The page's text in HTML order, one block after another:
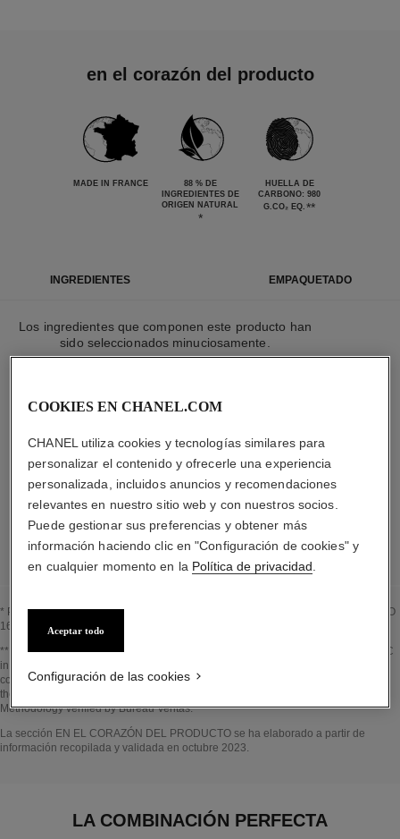
en el corazón del producto
MADE IN FRANCE
88 % DE
INGREDIENTES DE
ORIGEN NATURAL
*
HUELLA DE
CARBONO: 980
G.CO₂ EQ. **
INGREDIENTES EMPAQUETADO
Los ingredientes que componen este producto han
sido seleccionados minuciosamente.
Los elementos que componen este envase han
sido diseñados minuciosamente.
LISTA DETALLADA DE LOS COMPONENTES DEL ENVASE
* Proporción de ingredientes y derivados naturales calculada según la norma ISO
16128
Volver al título↩
** Estimation calculated in October 2023 using the method published by the IPCC
in 2013 and in compliance with ISO 14067. Scope of analysis: manufacture of
cosmetic ingredients and packaging components, production, distribution, use of
the product (if relevant to the product) and end of life of the packaging.
Methodology verified by Bureau Veritas.
Volver al título↩
La sección EN EL CORAZÓN DEL PRODUCTO se ha elaborado a partir de
información recopilada y validada en octubre 2023.
LA COMBINACIÓN PERFECTA
COOKIES EN CHANEL.COM
CHANEL utiliza cookies y tecnologías similares para
personalizar el contenido y ofrecerle una experiencia
personalizada, incluidos anuncios y recomendaciones
relevantes en nuestro sitio web y con nuestros socios.
Puede gestionar sus preferencias y obtener más
información haciendo clic en "Configuración de cookies" y
en cualquier momento en la Política de privacidad
Aceptar todo
Configuración de las cookies